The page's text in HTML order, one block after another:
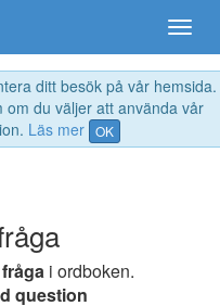
ditt besök på vår hemsida.
du väljer att använda vår
Läs mer OK
i ordboken.
question